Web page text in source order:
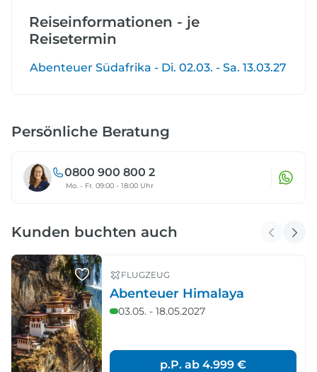
Reiseinformationen - je
Reisetermin
Abenteuer Südafrika - Di. 02.03. - Sa. 13.03.27
Persönliche Beratung
0800 900 800 2
Mo. - Fr. 09:00 - 18:00 Uhr
Kunden buchten auch
FLUGZEUG
Abenteuer Himalaya
03.05. - 18.05.2027
p.P. ab 4.999 €